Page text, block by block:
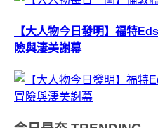
【大人物今日發明】福特
險與淒美謝幕